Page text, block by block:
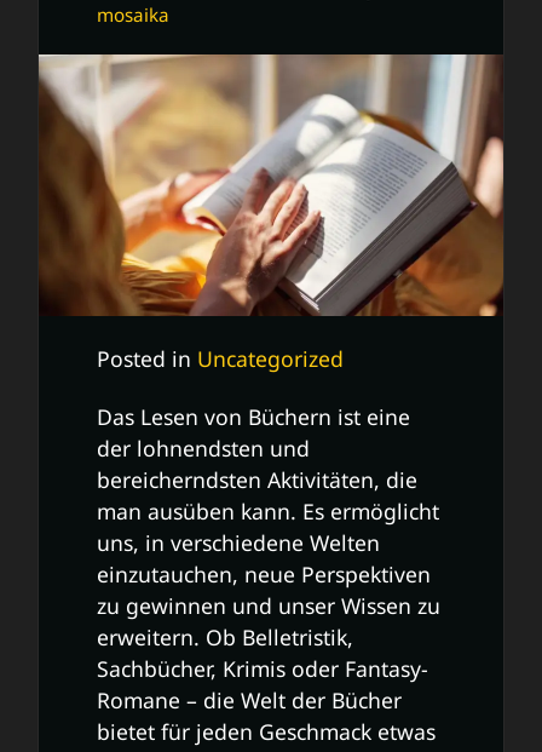
mosaika
Posted in Uncategorized
Das Lesen von Büchern ist eine
der lohnendsten und
bereicherndsten Aktivitäten, die
man ausüben kann. Es ermöglicht
uns, in verschiedene Welten
einzutauchen, neue Perspektiven
zu gewinnen und unser Wissen zu
erweitern. Ob Belletristik,
Sachbücher, Krimis oder Fantasy-
Romane – die Welt der Bücher
bietet für jeden Geschmack etwas